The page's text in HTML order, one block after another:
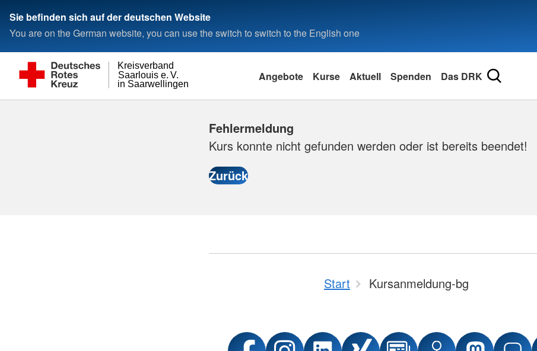
Sie befinden sich auf der deutschen Website
You are on the German website, you can use the switch to switch to the English one
in Saarwellingen
Saarlouis e. V.
Kreisverband
Angebote Kurse Aktuell Spenden Das DRK
Fehlermeldung
Kurs konnte nicht gefunden werden oder ist bereits beendet!
Start Kursanmeldung-bg